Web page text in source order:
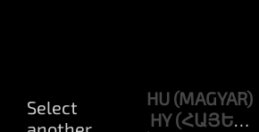
HU
HY